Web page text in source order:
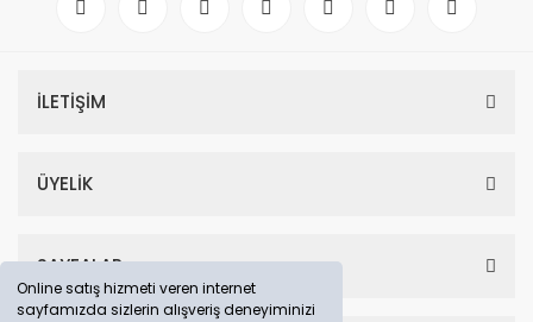
Online satış hizmeti veren internet
sayfamızda sizlerin alışveriş deneyiminizi
İLETİŞİM
ÜYELİK
SAYFALAR